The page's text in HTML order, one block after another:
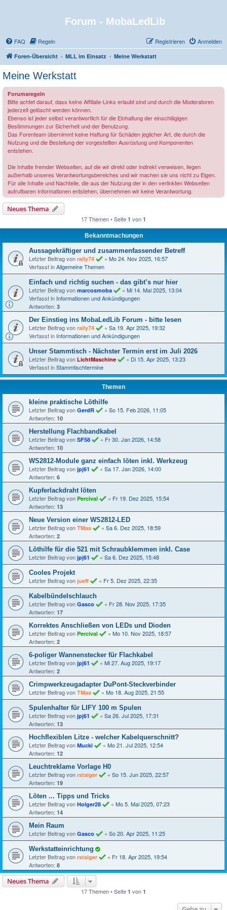
Forum - MobaLedLib
FAQ Regeln Anmelden
Registrieren
Foren-Übersicht MLL im Einsatz Meine Werkstatt
Meine Werkstatt
Forumsregeln
Bitte achtet darauf, dass keine Affiliate-Links erlaubt sind und durch die Moderatoren
jederzeit gelöscht werden können.
Ebenso ist jeder selbst verantwortlich für die Einhaltung der einschlägigen
Bestimmungen zur Sicherheit und der Benutzung.
Das Forenteam übernimmt keine Haftung für Schäden jeglicher Art, die durch die
Nutzung und die Bestellung der vorgestellten Ausrüstung und Komponenten
entstehen.
Die Inhalte fremder Webseiten, auf die wir direkt oder indirekt verweisen, liegen
außerhalb unseres Verantwortungsbereiches und wir machen sie uns nicht zu Eigen.
Für alle Inhalte und Nachteile, die aus der Nutzung der in den verlinkten Webseiten
aufrufbaren Informationen entstehen, übernehmen wir keine Verantwortung.
Neues Thema
17 Themen • Seite 1 von 1
Bekanntmachungen
Aussagekräftiger und zusammenfassender Betreff
Letzter Beitrag von raily74 « Mo 24. Nov 2025, 16:57
Verfasst inAllgemeine Themen
Einfach und richtig suchen - das gibt’s nur hier
Letzter Beitrag von marcosmoba « Mi 14. Mai 2025, 13:04
Verfasst in Informationen und Ankündigungen
Antworten: 3
Der Einstieg ins MobaLedLib Forum - bitte lesen
Letzter Beitrag von raily74 « Sa 19. Apr 2025, 19:32
Verfasst in Informationen und Ankündigungen
Unser Stammtisch - Nächster Termin erst im Juli 2026
Letzter Beitrag von LichtMaschine « Di 15. Apr 2025, 13:23
Verfasst inStammtischtermine
Themen
kleine praktische Löthilfe
Letzter Beitrag von GerdR « So 15. Feb 2026, 11:05
Antworten: 10
Herstellung Flachbandkabel
Letzter Beitrag von SF58 « Fr 30. Jan 2026, 14:58
Antworten: 10
WS2812-Module ganz einfach löten inkl. Werkzeug
Letzter Beitrag von jpj61 « Sa 17. Jan 2026, 14:00
Antworten: 6
Kupferlackdraht löten
Letzter Beitrag von Percival « Fr 19. Dez 2025, 15:54
Antworten: 13
Neue Version einer WS2812-LED
Letzter Beitrag von TMaa « Sa 6. Dez 2025, 18:59
Antworten: 2
Löthilfe für die 521 mit Schraubklemmen inkl. Case
Letzter Beitrag von jpj61 « Sa 6. Dez 2025, 15:48
Cooles Projekt
Letzter Beitrag von jueff « Fr 5. Dez 2025, 22:35
Kabelbündelschlauch
Letzter Beitrag von Gasco « Fr 28. Nov 2025, 17:35
Antworten: 17
Korrektes Anschließen von LEDs und Dioden
Letzter Beitrag von Percival « Mo 10. Nov 2025, 18:57
Antworten: 2
6-poliger Wannenstecker für Flachkabel
Letzter Beitrag von jpj61 « Mi 27. Aug 2025, 19:17
Antworten: 2
Crimpwerkzeugadapter DuPont-Steckverbinder
Letzter Beitrag von TMaa « Mo 18. Aug 2025, 21:55
Spulenhalter für LIFY 100 m Spulen
Letzter Beitrag von jpj61 « Sa 26. Jul 2025, 17:31
Antworten: 13
Hochflexiblen Litze - welcher Kabelquerschnitt?
Letzter Beitrag von Mucki « Mo 21. Jul 2025, 12:54
Antworten: 12
Leuchtreklame Vorlage H0
Letzter Beitrag von rstaiger « So 15. Jun 2025, 22:57
Antworten: 19
Löten ... Tipps und Tricks
Letzter Beitrag von Holger28 « Mo 5. Mai 2025, 07:23
Antworten: 14
Mein Raum
Letzter Beitrag von Gasco « So 20. Apr 2025, 11:25
Werkstatteinrichtung
Letzter Beitrag von rstaiger « Fr 18. Apr 2025, 19:54
Antworten: 8
Neues Thema
17 Themen • Seite 1 von 1